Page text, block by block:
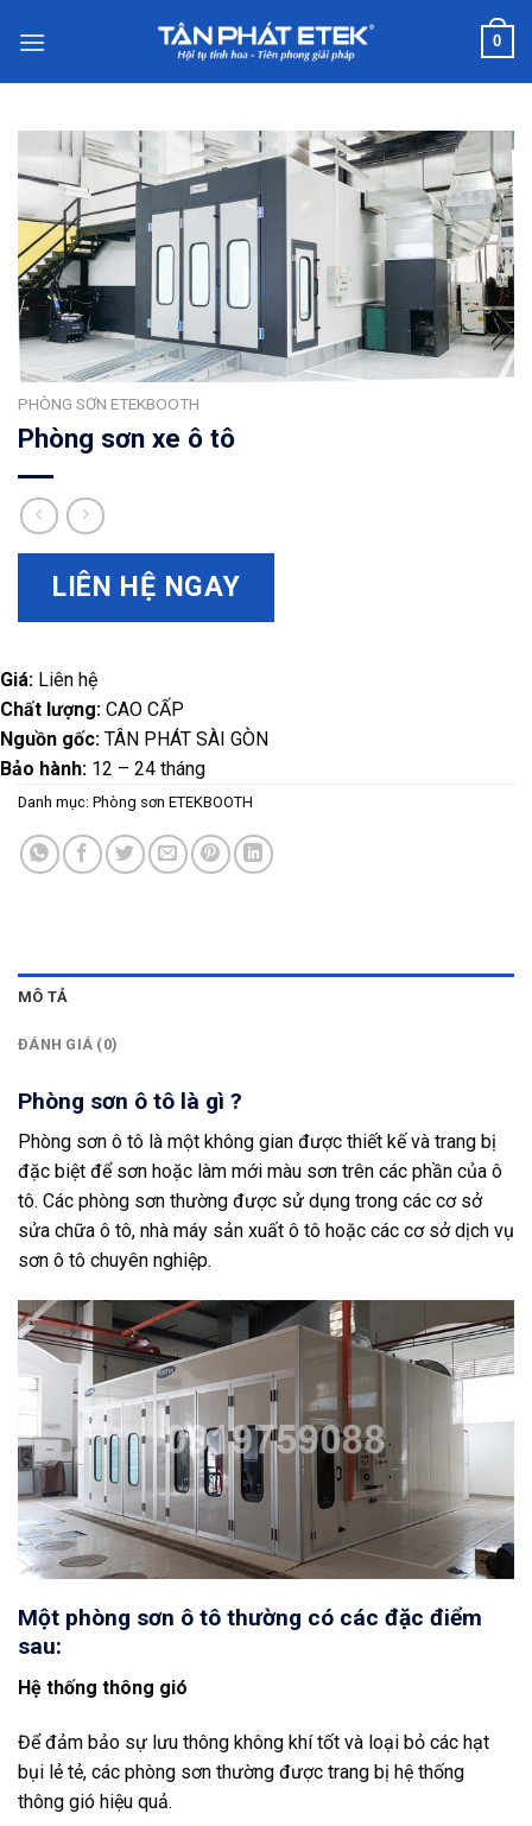
đến
0
PHÒNG SƠN ETEKBOOTH
Phòng sơn xe ô tô
LIÊN HỆ NGAY
Giá: Liên hệ
Chất lượng: CAO CẤP
Nguồn gốc: TÂN PHÁT SÀI GÒN
Bảo hành: 12 – 24 tháng
Danh mục: Phòng sơn ETEKBOOTH
MÔ TẢ
ĐÁNH GIÁ (0)
Phòng sơn ô tô là gì ?
Phòng sơn ô tô là một không gian được thiết kế và trang bị
đặc biệt để sơn hoặc làm mới màu sơn trên các phần của ô
tô. Các phòng sơn thường được sử dụng trong các cơ sở
sửa chữa ô tô, nhà máy sản xuất ô tô hoặc các cơ sở dịch vụ
sơn ô tô chuyên nghiệp.
Một phòng sơn ô tô thường có các đặc điểm
sau:
Hệ thống thông gió
Để đảm bảo sự lưu thông không khí tốt và loại bỏ các hạt
bụi lẻ tẻ, các phòng sơn thường được trang bị hệ thống
thông gió hiệu quả.